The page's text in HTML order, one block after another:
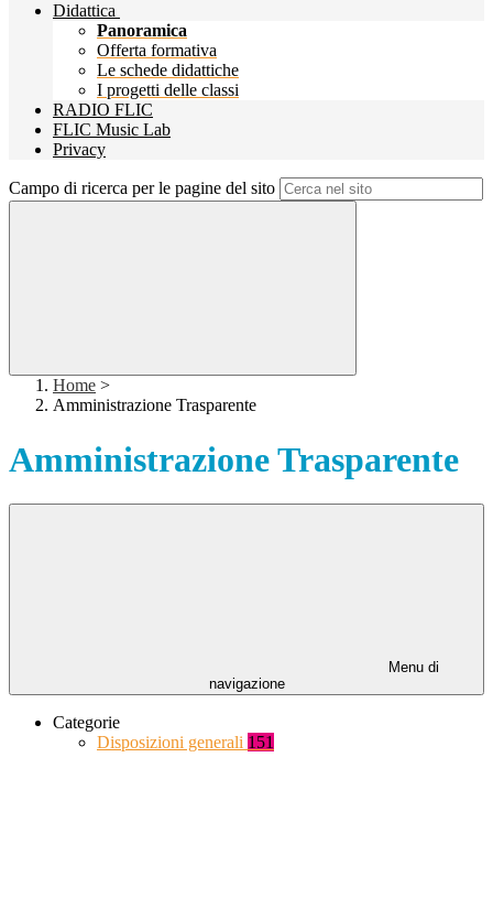
Didattica
Panoramica
Offerta formativa
Le schede didattiche
I progetti delle classi
RADIO FLIC
FLIC Music Lab
Privacy
Campo di ricerca per le pagine del sito
Home >
Amministrazione Trasparente
Amministrazione Trasparente
Menu di
navigazione
Categorie
Disposizioni generali 151